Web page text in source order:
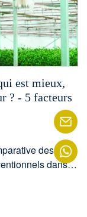
est mieux,
? - 5 facteurs
des
dans
de
sur la